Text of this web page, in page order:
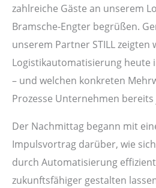
zahlreiche Gäste an unserem
Bramsche-Engter begrüßen.
unserem Partner STILL zeigten
Logistikautomatisierung heute
– und welchen konkreten
Prozesse Unternehmen
Der Nachmittag begann mit
Impulsvortrag darüber, wie
durch Automatisierung
zukunftsfähiger gestalten